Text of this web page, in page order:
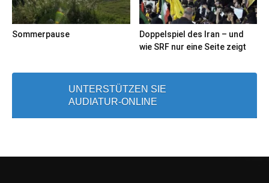
Sommerpause
Doppelspiel des Iran – und
wie SRF nur eine Seite zeigt
UNTERSTÜTZEN SIE
AUDIATUR-ONLINE